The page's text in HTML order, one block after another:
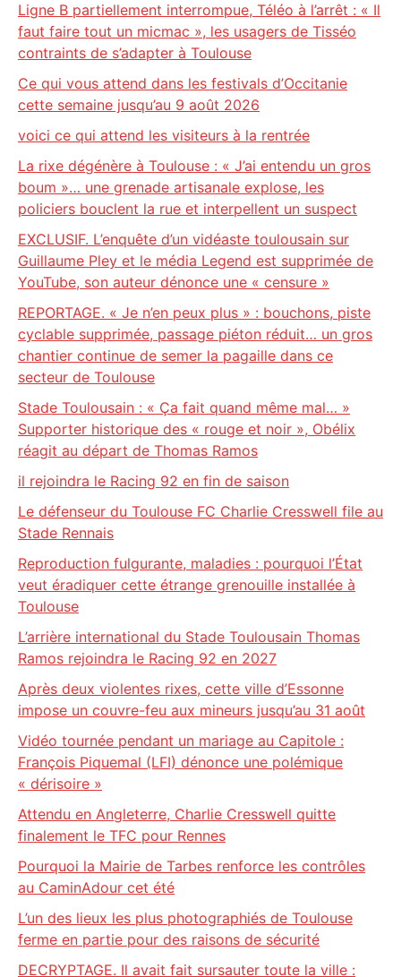
Ligne B partiellement interrompue, Téléo à l’arrêt : « Il
faut faire tout un micmac », les usagers de Tisséo
contraints de s’adapter à Toulouse
Ce qui vous attend dans les festivals d’Occitanie
cette semaine jusqu’au 9 août 2026
voici ce qui attend les visiteurs à la rentrée
La rixe dégénère à Toulouse : « J’ai entendu un gros
boum »… une grenade artisanale explose, les
policiers bouclent la rue et interpellent un suspect
EXCLUSIF. L’enquête d’un vidéaste toulousain sur
Guillaume Pley et le média Legend est supprimée de
YouTube, son auteur dénonce une « censure »
REPORTAGE. « Je n’en peux plus » : bouchons, piste
cyclable supprimée, passage piéton réduit… un gros
chantier continue de semer la pagaille dans ce
secteur de Toulouse
Stade Toulousain : « Ça fait quand même mal… »
Supporter historique des « rouge et noir », Obélix
réagit au départ de Thomas Ramos
il rejoindra le Racing 92 en fin de saison
Le défenseur du Toulouse FC Charlie Cresswell file au
Stade Rennais
Reproduction fulgurante, maladies : pourquoi l’État
veut éradiquer cette étrange grenouille installée à
Toulouse
L’arrière international du Stade Toulousain Thomas
Ramos rejoindra le Racing 92 en 2027
Après deux violentes rixes, cette ville d’Essonne
impose un couvre-feu aux mineurs jusqu’au 31 août
Vidéo tournée pendant un mariage au Capitole :
François Piquemal (LFI) dénonce une polémique
« dérisoire »
Attendu en Angleterre, Charlie Cresswell quitte
finalement le TFC pour Rennes
Pourquoi la Mairie de Tarbes renforce les contrôles
au CaminAdour cet été
L’un des lieux les plus photographiés de Toulouse
ferme en partie pour des raisons de sécurité
DECRYPTAGE. Il avait fait sursauter toute la ville :